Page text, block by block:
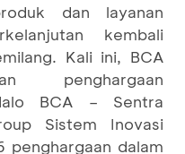
dan layanan
kembali
Kali ini, BCA
penghargaan
BCA – Sentra
Sistem Inovasi
penghargaan dalam